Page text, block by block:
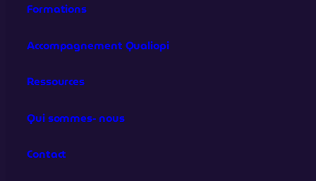
Formations
Accompagnement Qualiopi
Ressources
Qui sommes‑nous
Contact